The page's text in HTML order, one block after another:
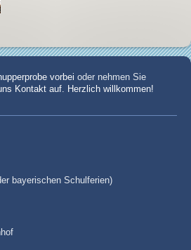
vorbei oder nehmen Sie
Kontakt auf. Herzlich willkommen!
bayerischen Schulferien)